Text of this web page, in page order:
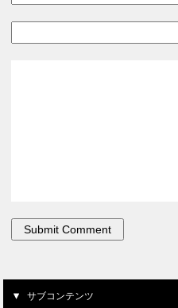
サブコンテンツ